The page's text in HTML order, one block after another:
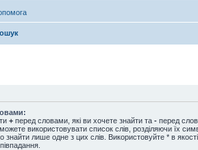
+ перед словами, які ви хочете знайти та - перед
використовувати список слів, розділяючи їх
знайти лише одне з цих слів. Використовуйте * в якості